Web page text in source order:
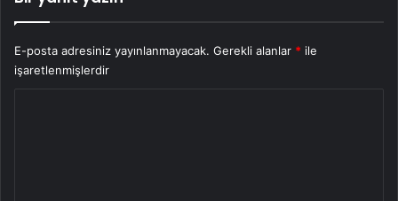
E-posta adresiniz yayınlanmayacak. Gerekli alanlar * ile
işaretlenmişlerdir